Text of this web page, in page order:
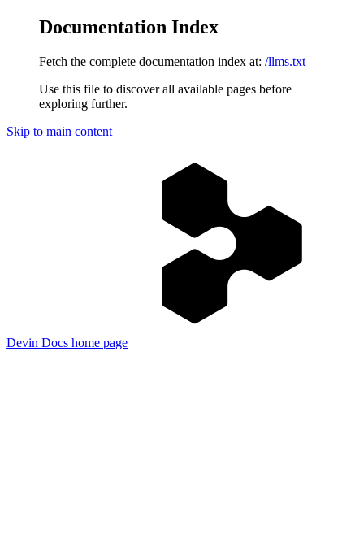
Documentation Index
Fetch the complete documentation index at: /llms.txt
Use this file to discover all available pages before
exploring further.
Skip to main content
Devin Docs home page